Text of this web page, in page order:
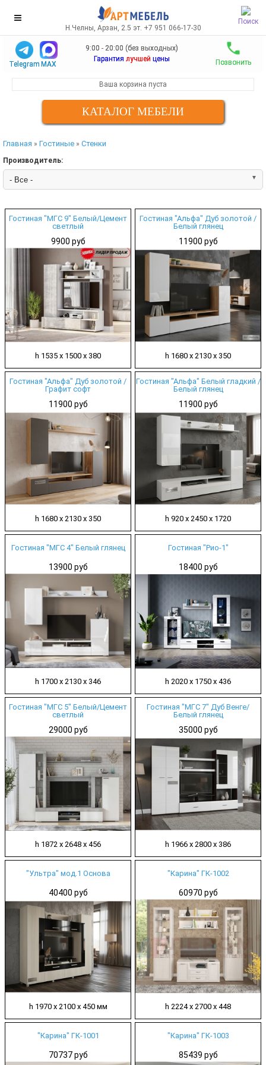
Поиск
Н.Челны, Арзан, 2.5 эт. +7 951 066-17-30
Telegram MAX
9:00 - 20:00 (без выходных)
Гарантия лучшей цены Позвонить
Ваша корзина пуста
КАТАЛОГ МЕБЕЛИ
Главная » Гостиные » Стенки
Производитель:
Гостиная "МГС 9" Белый/Цемент
светлый
9900 руб
h 1535 х 1500 х 380
Гостиная "Альфа" Дуб золотой /
Белый глянец
11900 руб
h 1680 х 2130 х 350
Гостиная "Альфа" Дуб золотой /
Графит софт
11900 руб
h 1680 х 2130 х 350
Гостиная "Альфа" Белый гладкий /
Белый глянец
11900 руб
h 920 х 2450 х 1720
Гостиная "МГС 4" Белый глянец
13900 руб
h 1700 х 2130 х 346
Гостиная "Рио-1"
18400 руб
h 2020 х 1750 х 436
Гостиная "МГС 5" Белый/Цемент
светлый
29000 руб
h 1872 х 2648 х 456
Гостиная "МГС 7" Дуб Венге/
Белый глянец
35000 руб
h 1966 х 2800 х 386
"Ультра" мод.1 Основа
40400 руб
h 1970 х 2100 х 450 мм
"Карина" ГК-1002
60970 руб
h 2224 х 2700 х 448
"Карина" ГК-1001
70737 руб
"Карина" ГК-1003
85439 руб